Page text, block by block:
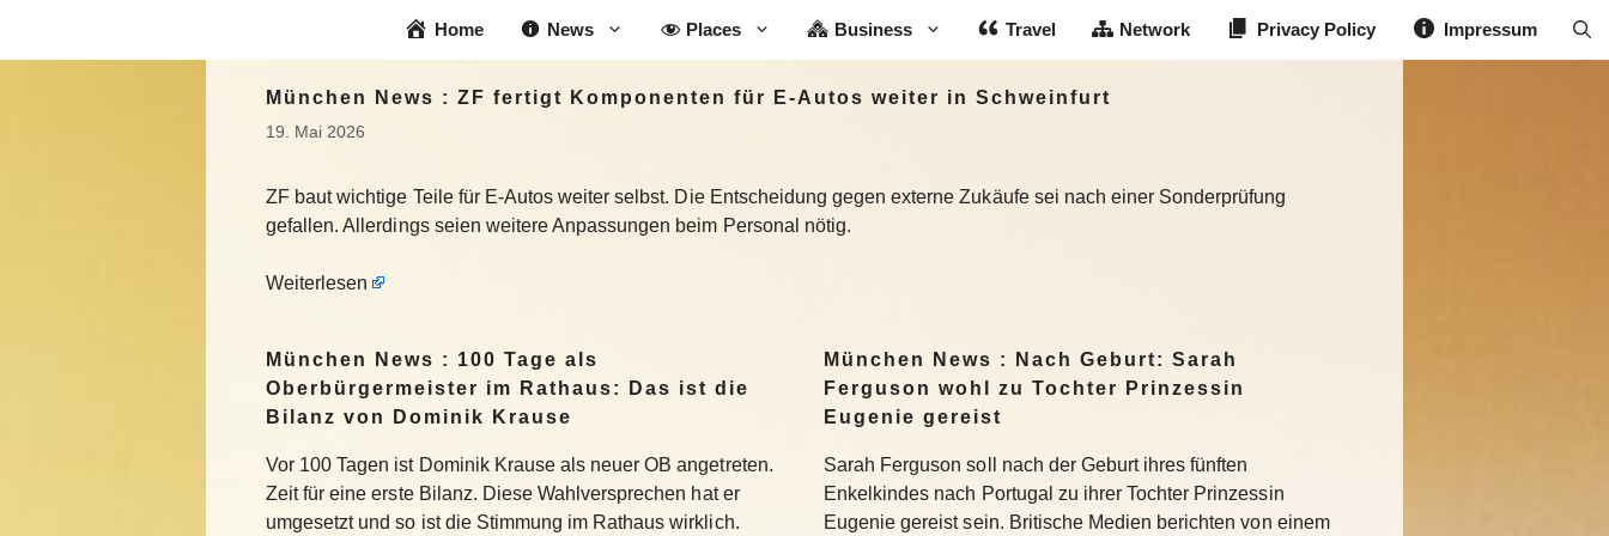
Home News Places Business Travel Network Privacy Policy Impressum
München News : ZF fertigt Komponenten für E-Autos weiter in Schweinfurt
19. Mai 2026
ZF baut wichtige Teile für E-Autos weiter selbst. Die Entscheidung gegen externe Zukäufe sei nach einer Sonderprüfung
gefallen. Allerdings seien weitere Anpassungen beim Personal nötig.
Weiterlesen
München News : 100 Tage als
Oberbürgermeister im Rathaus: Das ist die
Bilanz von Dominik Krause
Vor 100 Tagen ist Dominik Krause als neuer OB angetreten.
Zeit für eine erste Bilanz. Diese Wahlversprechen hat er
umgesetzt und so ist die Stimmung im Rathaus wirklich.
München News : Nach Geburt: Sarah
Ferguson wohl zu Tochter Prinzessin
Eugenie gereist
Sarah Ferguson soll nach der Geburt ihres fünften
Enkelkindes nach Portugal zu ihrer Tochter Prinzessin
Eugenie gereist sein. Britische Medien berichten von einem